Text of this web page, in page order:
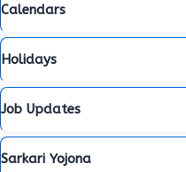
Calendars
Holidays
Job Updates
Sarkari Yojona